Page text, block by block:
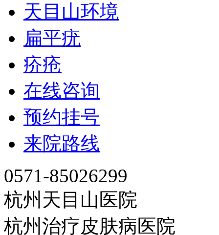
天目山环境
扁平疣
疥疮
在线咨询
预约挂号
来院路线
0571-85026299
杭州天目山医院
杭州治疗皮肤病医院